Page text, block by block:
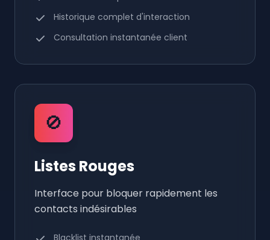
Historique complet d'interaction
Consultation instantanée client
🚫
Listes Rouges
Interface pour bloquer rapidement les
contacts indésirables
Blacklist instantanée